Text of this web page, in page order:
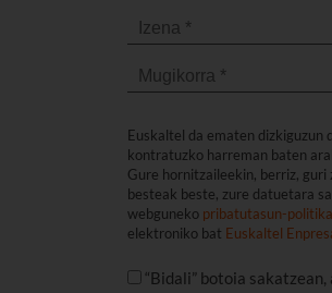
Euskaltel da ematen
kontratuzko harreman baten
Gure hornitzaileekin, berriz,
besteak beste, zure datuetara
webguneko pribatutasun-
elektroniko bat Euskaltel
“Bidali” botoia